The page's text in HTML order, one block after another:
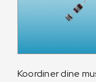
Koordiner dine